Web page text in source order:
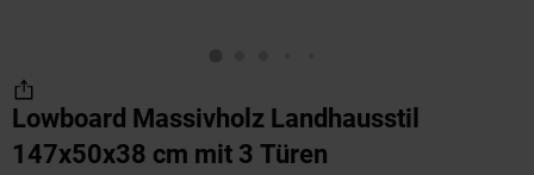
Lowboard Massivholz Landhausstil
147x50x38 cm mit 3 Türen